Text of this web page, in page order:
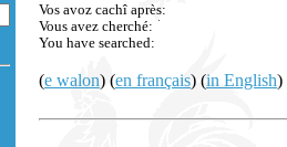
Vos avoz cachî après:
Vous avez cherché:
You have searched:
(e walon) (en français) (in English)